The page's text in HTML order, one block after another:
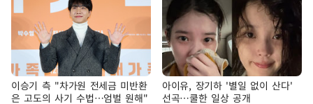
이승기 측 "차가원 전세금 미반환
은 고도의 사기 수법…엄벌 원해"
아이유, 장기하 '별일 없이 산다'
선곡…쿨한 일상 공개